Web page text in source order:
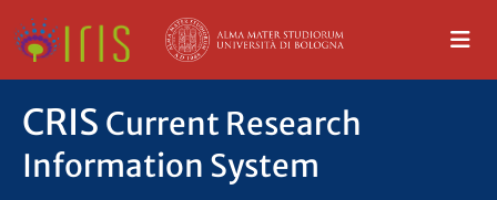
CRIS Current Research
Information System